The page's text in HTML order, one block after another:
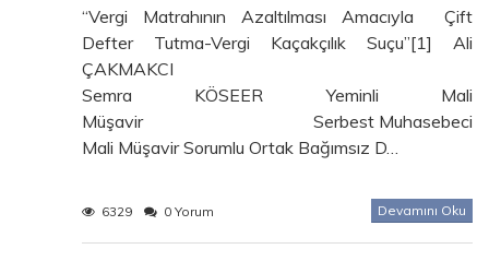
“Vergi Matrahının Azaltılması Amacıyla Çift
Defter Tutma-Vergi Kaçakçılık Suçu”[1] Ali
ÇAKMAKCI
Semra KÖSEER Yeminli Mali
Müşavir Serbest Muhasebeci
Mali Müşavir Sorumlu Ortak Bağımsız D…
6329 0 Yorum Devamını Oku